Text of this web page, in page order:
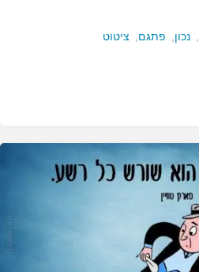
, נכון, פתגם, ציטוט